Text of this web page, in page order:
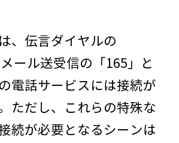
、伝言ダイヤルの
メール送受信の「165」と
電話サービスには接続が
ただし、これらの特殊な
続が必要となるシーンは